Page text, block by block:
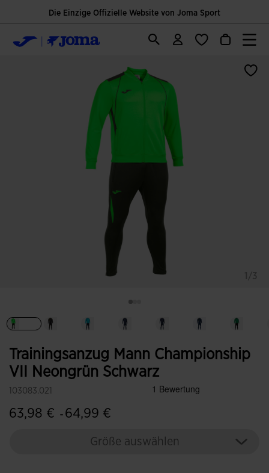
Die Einzige Offizielle Website von Joma Sport
Trainingsanzug Mann Championship
VII Neongrün Schwarz
103083.021
63,98 € - 64,99 €
Größe auswählen